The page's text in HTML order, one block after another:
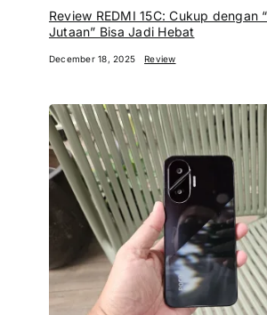
Review REDMI 15C: Cukup dengan
Jutaan” Bisa Jadi Hebat
December 18, 2025 Review